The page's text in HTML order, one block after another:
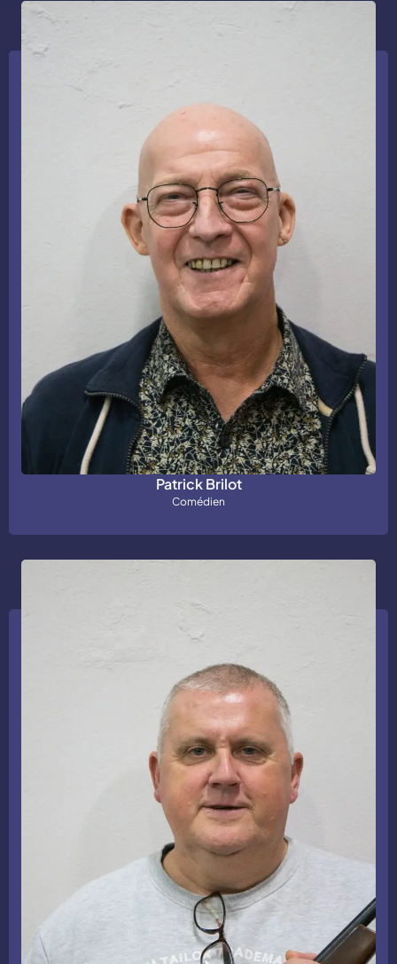
Patrick Brilot
Comédien